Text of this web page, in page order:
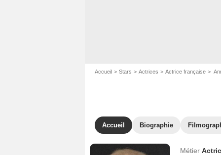
Accueil Stars Actrices Actrice française
Accueil Biographie
Métier